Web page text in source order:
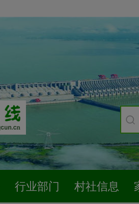
行业部门 村社信息